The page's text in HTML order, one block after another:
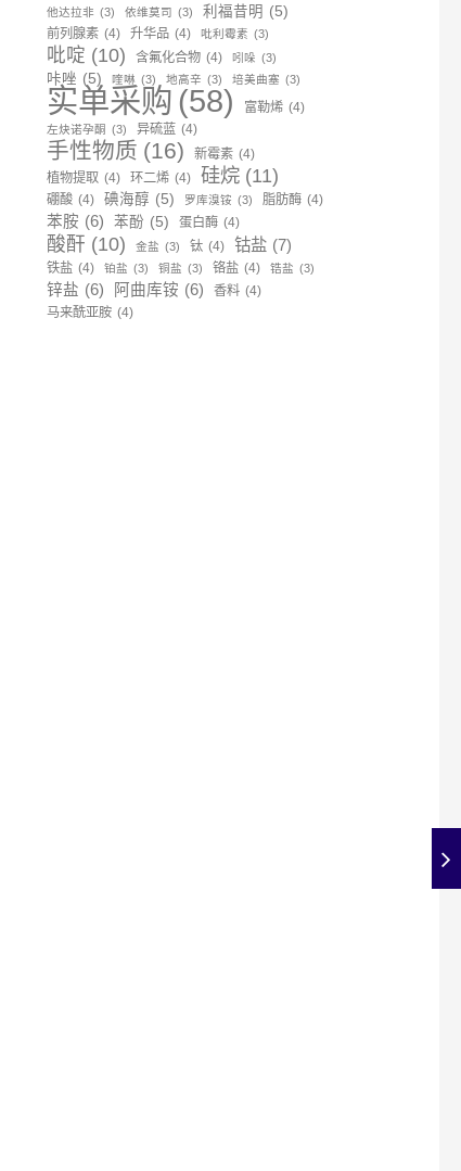
他达拉非 (3) 依维莫司 (3) 利福昔明 (5)
前列腺素 (4) 升华品 (4) 吡利霉素 (3)
吡啶 (10) 含氟化合物 (4) 吲哚 (3)
咔唑 (5) 喹啉 (3) 地高辛 (3) 培美曲塞 (3)
实单采购 (58) 富勒烯 (4)
左炔诺孕酮 (3) 异硫蓝 (4)
手性物质 (16) 新霉素 (4)
植物提取 (4) 环二烯 (4) 硅烷 (11)
硼酸 (4) 碘海醇 (5) 罗库溴铵 (3) 脂肪酶 (4)
苯胺 (6) 苯酚 (5) 蛋白酶 (4)
酸酐 (10) 金盐 (3) 钛 (4) 钴盐 (7)
铁盐 (4) 铂盐 (3) 铜盐 (3) 铬盐 (4) 锆盐 (3)
锌盐 (6) 阿曲库铵 (6) 香料 (4)
马来酰亚胺 (4)